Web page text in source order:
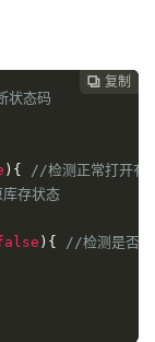
 复制
 复制
 复制
 复制
 复制
状态码
){
//检测正常打开有
存状态
){
//检测是否含